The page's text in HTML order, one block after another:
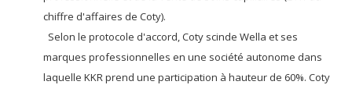
chiffre d'affaires de Coty).
Selon le protocole d'accord, Coty scinde Wella et ses
marques professionnelles en une société autonome dans
laquelle KKR prend une participation à hauteur de 60%. Coty